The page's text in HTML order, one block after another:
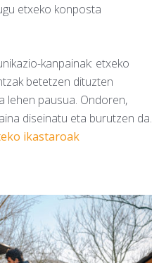
etxeko konposta
kanpainak: etxeko
betetzen dituzten
lehen pausua. Ondoren,
diseinatu eta burutzen da.
ikastaroak